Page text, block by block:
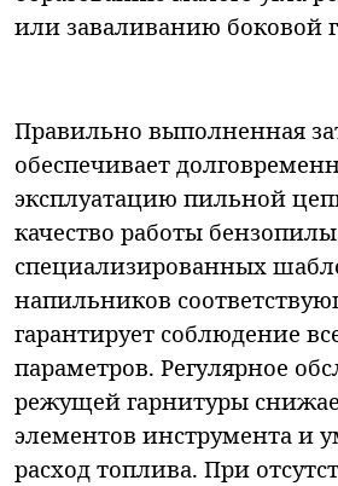
или заваливанию боковой
Правильно выполненная
обеспечивает
эксплуатацию пильной
качество работы
специализированных
напильников
гарантирует соблюдение
параметров. Регулярное
режущей гарнитуры
элементов инструмента и
расход топлива. При